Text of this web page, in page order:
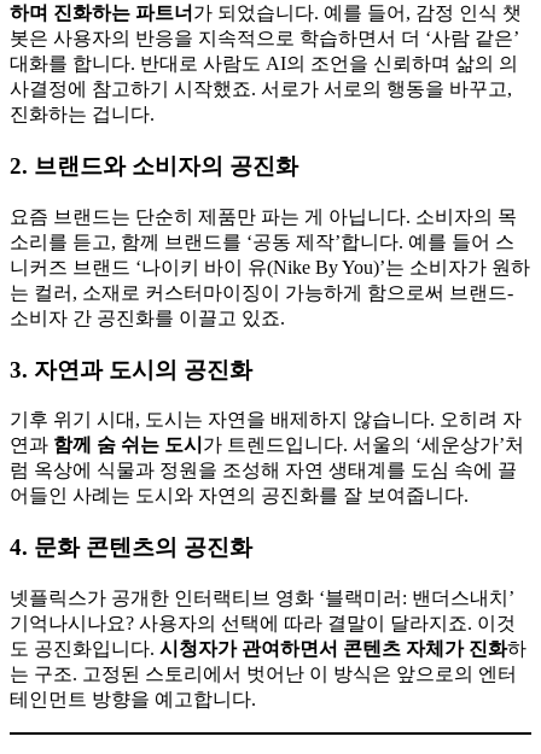
하며 진화하는 파트너 가 되었습니다. 예를 들어, 감정 인식 챗
봇은 사용자의 반응을 지속적으로 학습하면서 더 ‘사람 같은’
대화를 합니다. 반대로 사람도 AI의 조언을 신뢰하며 삶의 의
사결정에 참고하기 시작했죠. 서로가 서로의 행동을 바꾸고,
진화하는 겁니다.
2. 브랜드와 소비자의 공진화
요즘 브랜드는 단순히 제품만 파는 게 아닙니다. 소비자의 목
소리를 듣고, 함께 브랜드를 ‘공동 제작’합니다. 예를 들어 스
니커즈 브랜드 ‘나이키 바이 유(Nike By You)’는 소비자가 원하
는 컬러, 소재로 커스터마이징이 가능하게 함으로써 브랜드-
소비자 간 공진화를 이끌고 있죠.
3. 자연과 도시의 공진화
기후 위기 시대, 도시는 자연을 배제하지 않습니다. 오히려 자
연과 함께 숨 쉬는 도시 가 트렌드입니다. 서울의 ‘세운상가’처
럼 옥상에 식물과 정원을 조성해 자연 생태계를 도심 속에 끌
어들인 사례는 도시와 자연의 공진화를 잘 보여줍니다.
4. 문화 콘텐츠의 공진화
넷플릭스가 공개한 인터랙티브 영화 ‘블랙미러: 밴더스내치’
기억나시나요? 사용자의 선택에 따라 결말이 달라지죠. 이것
도 공진화입니다. 시청자가 관여하면서 콘텐츠 자체가 진화하
는 구조. 고정된 스토리에서 벗어난 이 방식은 앞으로의 엔터
테인먼트 방향을 예고합니다.